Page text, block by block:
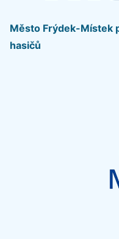
Město Frýdek-Místek
hasičů